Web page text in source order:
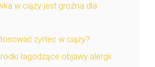
w ciąży jest groźna dla
zyrtec w ciąży?
łagodzące objawy alergii